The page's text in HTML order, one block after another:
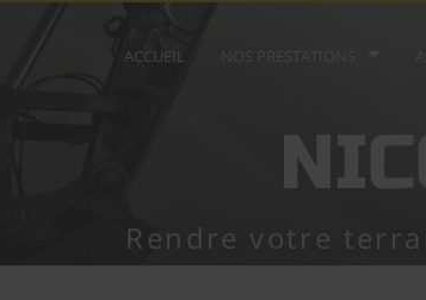
Rendre votre
ACCUEIL